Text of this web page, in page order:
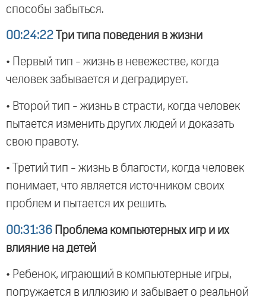
способы забыться.
00:24:22 Три типа поведения в жизни
• Первый тип - жизнь в невежестве, когда
человек забывается и деградирует.
• Второй тип - жизнь в страсти, когда человек
пытается изменить других людей и доказать
свою правоту.
• Третий тип - жизнь в благости, когда человек
понимает, что является источником своих
проблем и пытается их решить.
00:31:36 Проблема компьютерных игр и их
влияние на детей
• Ребенок, играющий в компьютерные игры,
погружается в иллюзию и забывает о реальной